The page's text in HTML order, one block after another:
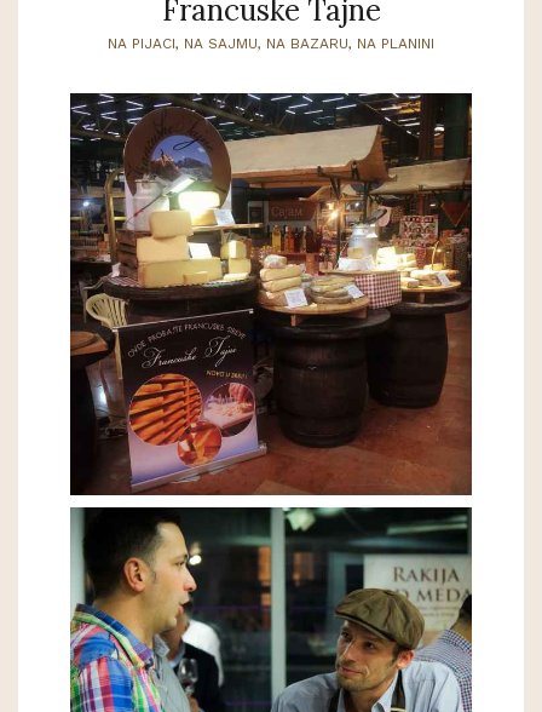
Francuske Tajne
NA PIJACI, NA SAJMU, NA BAZARU, NA PLANINI